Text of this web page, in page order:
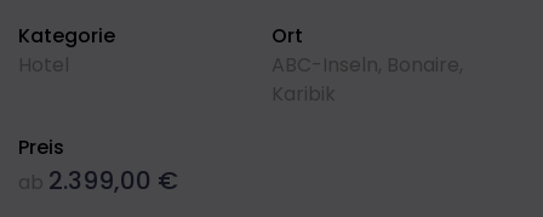
Kategorie
Hotel
Ort
ABC-Inseln, Bonaire,
Karibik
Preis
ab 2.399,00 €